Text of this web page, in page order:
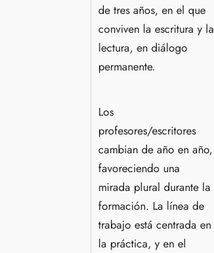
de tres años, en el que
conviven la escritura y la
lectura, en diálogo
permanente.
Los
profesores/escritores
cambian de año en año,
favoreciendo una
mirada plural durante la
formación. La línea de
trabajo está centrada en
la práctica, y en el